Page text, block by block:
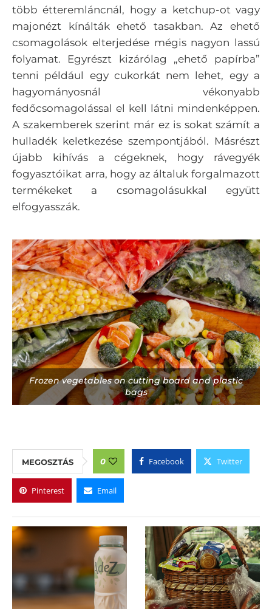
több étteremláncnál, hogy a ketchup-ot vagy
majonézt kínálták ehető tasakban. Az ehető
csomagolások elterjedése mégis nagyon lassú
folyamat. Egyrészt kizárólag „ehető papírba”
tenni például egy cukorkát nem lehet, egy a
hagyományosnál vékonyabb
fedőcsomagolással el kell látni mindenképpen.
A szakemberek szerint már ez is sokat számít a
hulladék keletkezése szempontjából. Másrészt
újabb kihívás a cégeknek, hogy rávegyék
fogyasztóikat arra, hogy az általuk forgalmazott
termékeket a csomagolásukkal együtt
elfogyasszák.
Frozen vegetables on cutting board and plastic
bags
MEGOSZTÁS 0 Facebook Twitter
Pinterest Email